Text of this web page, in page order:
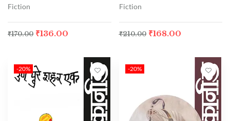
Fiction
₹170.00 ₹136.00
Fiction
₹210.00 ₹168.00
-20% -20%